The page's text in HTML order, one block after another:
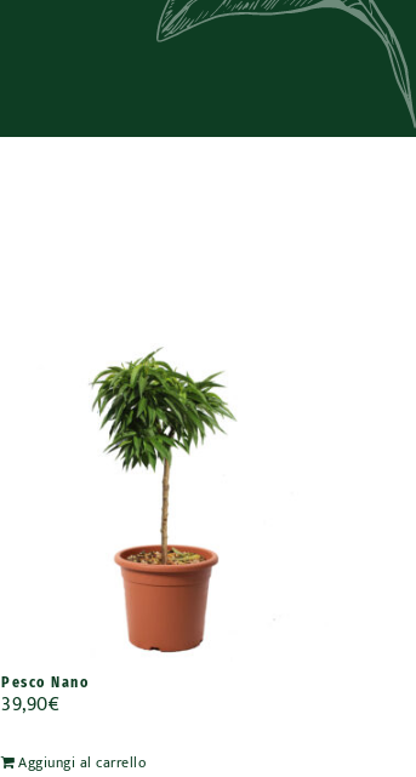
Pesco Nano
39,90€
Aggiungi al carrello